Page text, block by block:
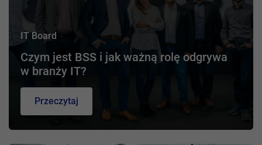
IT Board
Czym jest BSS i jak ważną rolę odgrywa
w branży IT?
Przeczytaj